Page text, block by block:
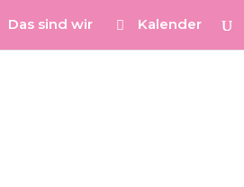
Das sind wir Kalender